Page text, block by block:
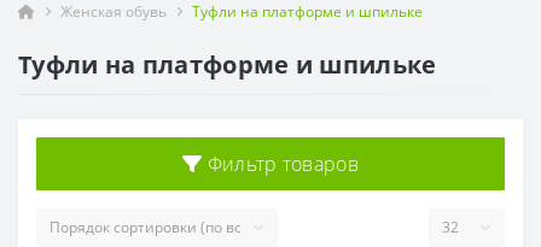
Женская обувь Туфли на платформе и шпильке
Туфли на платформе и шпильке
Фильтр товаров